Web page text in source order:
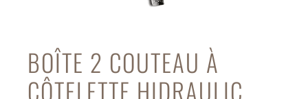
BOÎTE 2 COUTEAU À
CÔTELETTE HIDRAULIC